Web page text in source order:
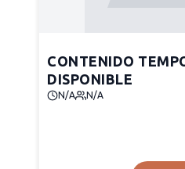
CONTENIDO
DISPONIBLE
N/A N/A